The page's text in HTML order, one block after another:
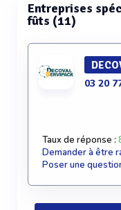
Entreprises
fûts (11)
03 20
Taux de réponse :
Demander à être
Poser une